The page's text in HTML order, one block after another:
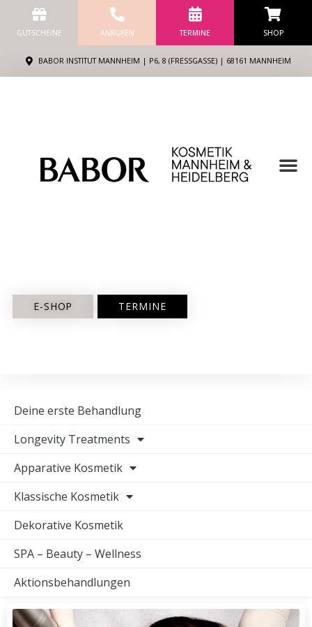
GUTSCHEINE ANRUFEN TERMINE SHOP
BABOR INSTITUT MANNHEIM | P6, 8 (FRESSGASSE) | 68161 MANNHEIM
E-SHOP TERMINE
Deine erste Behandlung
Longevity Treatments
Apparative Kosmetik
Klassische Kosmetik
Dekorative Kosmetik
SPA – Beauty – Wellness
Aktionsbehandlungen